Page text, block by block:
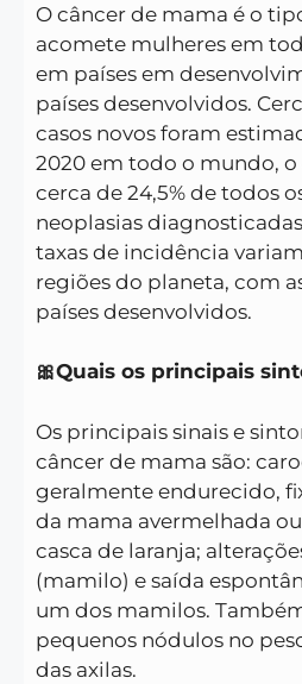
O câncer de mama é o
acomete mulheres em
em países em
países desenvolvidos.
casos novos foram
2020 em todo o mundo,
cerca de 24,5% de todos
neoplasias
taxas de incidência
regiões do planeta, com
países desenvolvidos.
🎀Quais os principais
Os principais sinais e
câncer de mama são:
geralmente endurecido,
da mama avermelhada
casca de laranja;
(mamilo) e saída
um dos mamilos.
pequenos nódulos no
das axilas.